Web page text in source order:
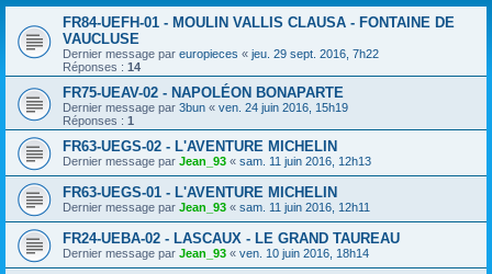
FR84-UEFH-01 - MOULIN VALLIS CLAUSA - FONTAINE DE
VAUCLUSE
Dernier message par europieces « jeu. 29 sept. 2016, 7h22
Réponses : 14
FR75-UEAV-02 - NAPOLÉON BONAPARTE
Dernier message par 3bun « ven. 24 juin 2016, 15h19
Réponses : 1
FR63-UEGS-02 - L'AVENTURE MICHELIN
Dernier message par Jean_93 « sam. 11 juin 2016, 12h13
FR63-UEGS-01 - L'AVENTURE MICHELIN
Dernier message par Jean_93 « sam. 11 juin 2016, 12h11
FR24-UEBA-02 - LASCAUX - LE GRAND TAUREAU
Dernier message par Jean_93 « ven. 10 juin 2016, 18h14